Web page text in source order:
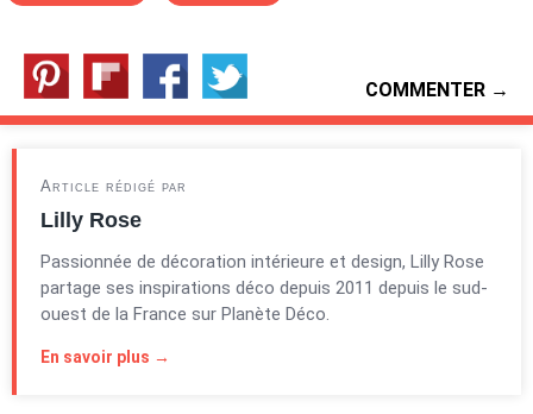
COMMENTER →
Article rédigé par
Lilly Rose
Passionnée de décoration intérieure et design, Lilly Rose
partage ses inspirations déco depuis 2011 depuis le sud-
ouest de la France sur Planète Déco.
En savoir plus →